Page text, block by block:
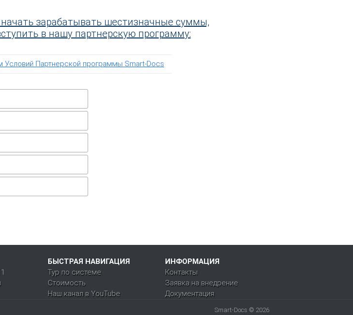
зарабатывать шестизначные суммы,
в нашу партнерскую программу:
Условий Партнерской программы Smart-Docs
БЫСТРАЯ НАВИГАЦИЯ
Тур по системе
Стоимость
Наш канал в YouTube
ИНФОРМАЦИЯ
Контакты
Заявка на внедрение
Документация
Smart-Docs © 2026